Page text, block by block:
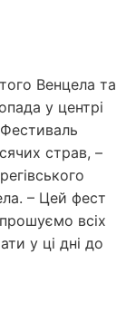
Венцела та
у центрі
страв, –
– Цей фест
всіх
у ці дні до